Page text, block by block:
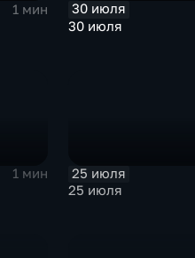
1 мин
30 июля
30 июля
1 мин
25 июля
25 июля